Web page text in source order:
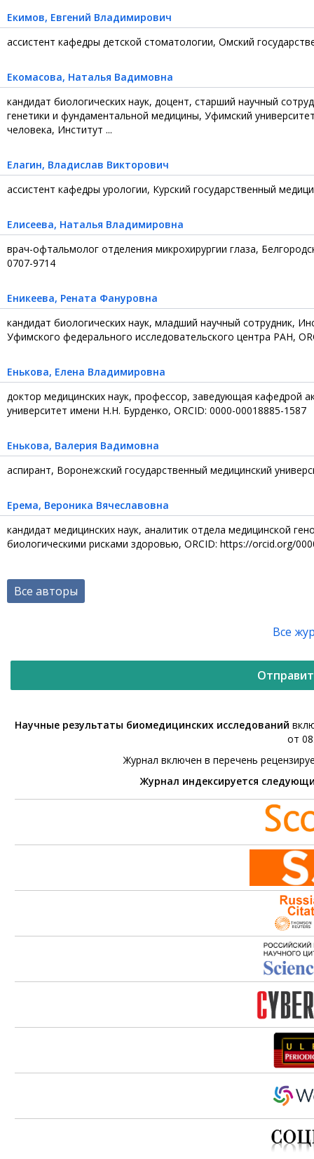
Екимов, Евгений Владимирович
ассистент кафедры детской стоматологии, Омский
Екомасова, Наталья Вадимовна
кандидат биологических наук, доцент, старший научный
генетики и фундаментальной медицины, Уфимский
человека, Институт ...
Елагин, Владислав Викторович
ассистент кафедры урологии, Курский государственный
Елисеева, Наталья Владимировна
врач-офтальмолог отделения микрохирургии глаза,
0707-9714
Еникеева, Рената Фануровна
кандидат биологических наук, младший научный сотрудник,
Уфимского федерального исследовательского центра РАН,
Енькова, Елена Владимировна
доктор медицинских наук, профессор, заведующая кафедрой
университет имени Н.Н. Бурденко, ORCID: 0000-00018885-1587
Енькова, Валерия Вадимовна
аспирант, Воронежский государственный медицинский
Ерема, Вероника Вячеславовна
кандидат медицинских наук, аналитик отдела медицинской
биологическими рисками здоровью, ORCID: https://orcid.org/
Все авторы
Все
Научные результаты биомедицинских исследований
от
Журнал включен в перечень
Журнал индексируется